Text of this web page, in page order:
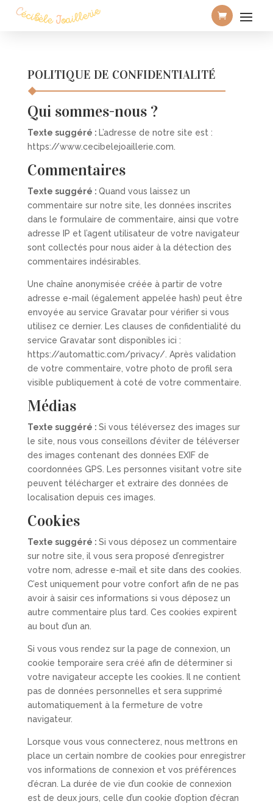
POLITIQUE DE CONFIDENTIALITÉ
Qui sommes-nous ?
Texte suggéré : L’adresse de notre site est :
https://www.cecibelejoaillerie.com.
Commentaires
Texte suggéré : Quand vous laissez un
commentaire sur notre site, les données inscrites
dans le formulaire de commentaire, ainsi que votre
adresse IP et l’agent utilisateur de votre navigateur
sont collectés pour nous aider à la détection des
commentaires indésirables.
Une chaîne anonymisée créée à partir de votre
adresse e-mail (également appelée hash) peut être
envoyée au service Gravatar pour vérifier si vous
utilisez ce dernier. Les clauses de confidentialité du
service Gravatar sont disponibles ici :
https://automattic.com/privacy/. Après validation
de votre commentaire, votre photo de profil sera
visible publiquement à coté de votre commentaire.
Médias
Texte suggéré : Si vous téléversez des images sur
le site, nous vous conseillons d’éviter de téléverser
des images contenant des données EXIF de
coordonnées GPS. Les personnes visitant votre site
peuvent télécharger et extraire des données de
localisation depuis ces images.
Cookies
Texte suggéré : Si vous déposez un commentaire
sur notre site, il vous sera proposé d’enregistrer
votre nom, adresse e-mail et site dans des cookies.
C’est uniquement pour votre confort afin de ne pas
avoir à saisir ces informations si vous déposez un
autre commentaire plus tard. Ces cookies expirent
au bout d’un an.
Si vous vous rendez sur la page de connexion, un
cookie temporaire sera créé afin de déterminer si
votre navigateur accepte les cookies. Il ne contient
pas de données personnelles et sera supprimé
automatiquement à la fermeture de votre
navigateur.
Lorsque vous vous connecterez, nous mettrons en
place un certain nombre de cookies pour enregistrer
vos informations de connexion et vos préférences
d’écran. La durée de vie d’un cookie de connexion
est de deux jours, celle d’un cookie d’option d’écran